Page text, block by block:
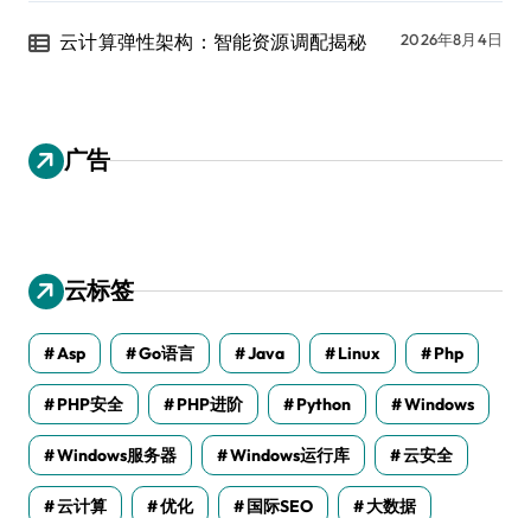
云计算弹性架构：智能资源调配揭秘 2026年8月4日
广告
云标签
Asp Go语言 Java Linux Php
PHP安全 PHP进阶 Python Windows
Windows服务器 Windows运行库 云安全
云计算 优化 国际SEO 大数据